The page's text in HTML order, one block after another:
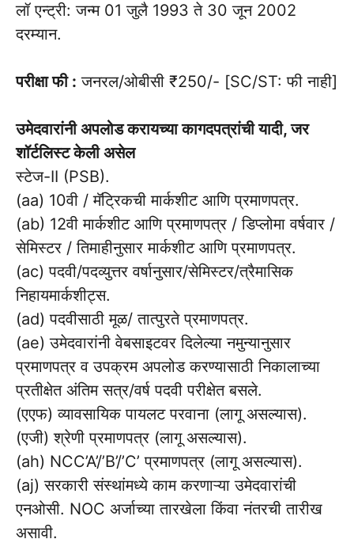
लॉ एन्ट्री: जन्म 01 जुलै 1993 ते 30 जून 2002
दरम्यान.
परीक्षा फी : जनरल/ओबीसी ₹250/- [SC/ST: फी नाही]
उमेदवारांनी अपलोड करायच्या कागदपत्रांची यादी, जर
शॉर्टलिस्ट केली असेल
स्टेज-II (PSB).
(aa) 10वी / मॅट्रिकची मार्कशीट आणि प्रमाणपत्र.
(ab) 12वी मार्कशीट आणि प्रमाणपत्र / डिप्लोमा वर्षवार /
सेमिस्टर / तिमाहीनुसार मार्कशीट आणि प्रमाणपत्र.
(ac) पदवी/पदव्युत्तर वर्षानुसार/सेमिस्टर/त्रैमासिक
निहायमार्कशीट्स.
(ad) पदवीसाठी मूळ/ तात्पुरते प्रमाणपत्र.
(ae) उमेदवारांनी वेबसाइटवर दिलेल्या नमुन्यानुसार
प्रमाणपत्र व उपक्रम अपलोड करण्यासाठी निकालाच्या
प्रतीक्षेत अंतिम सत्र/वर्ष पदवी परीक्षेत बसले.
(एएफ) व्यावसायिक पायलट परवाना (लागू असल्यास).
(एजी) श्रेणी प्रमाणपत्र (लागू असल्यास).
(ah) NCC’A’/’B’/’C’ प्रमाणपत्र (लागू असल्यास).
(aj) सरकारी संस्थांमध्ये काम करणाऱ्या उमेदवारांची
एनओसी. NOC अर्जाच्या तारखेला किंवा नंतरची तारीख
असावी.